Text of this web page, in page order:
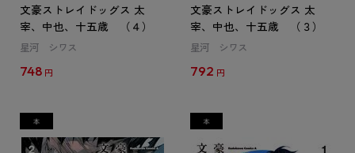
文豪ストレイドッグス 太
宰、中也、十五歳 （４）
星河 シワス
748 円
文豪ストレイドッグス 太
宰、中也、十五歳 （３）
星河 シワス
792 円